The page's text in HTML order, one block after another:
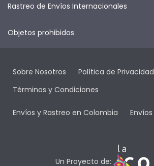
Rastreo de Envíos Internacionales
Objetos prohibidos
Sobre Nosotros
Política de Privacidad
Términos y Condiciones
Envíos y Rastreo en Colombia
Un Proyecto de: